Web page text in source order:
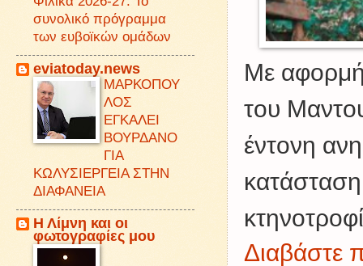
Με αφορμή
του
έντονη
Διαβάστε
συνολικό πρόγραμμα
των ευβοϊκών ομάδων
eviatoday.news
ΜΑΡΚΟΠΟΥ
ΛΟΣ
ΕΓΚΑΛΕΙ
ΒΟΥΡΔΑΝΟ
ΓΙΑ
ΚΩΛΥΣΙΕΡΓΕΙΑ ΣΤΗΝ
ΔΙΑΦΑΝΕΙΑ
Η Λίμνη και οι
φωτογραφίες μου